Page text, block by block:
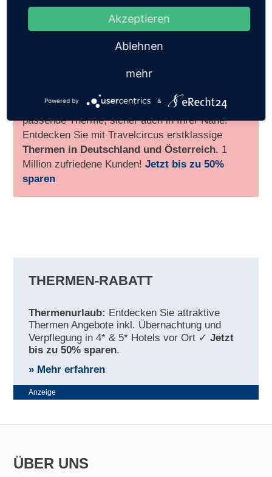
Gönnen Sie sich eine Wellness-
Angebote inkl. Übernachtung und Verpflegung
Hotel ab 50,- €. Für jeden Geschmack gibt es die
passende Therme, sicher auch in Ihrer Nähe!
Entdecken Sie mit Travelcircus erstklassige
Thermen in Deutschland und Österreich. 1
Million zufriedene Kunden!Jetzt bis zu 50%
sparen
THERMEN-RABATT
Thermenurlaub: Entdecken Sie attraktive
Thermen Angebote inkl. Übernachtung und
Verpflegung in 4* & 5* Hotels vor Ort ✓Jetzt
bis zu 50% sparen.
» Mehr erfahren
Anzeige
ÜBER UNS
Akzeptieren
Ablehnen
mehr
Powered by &